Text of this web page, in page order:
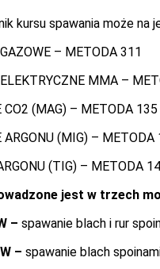
kursu spawania może
– METODA 311
MMA –
CO2 (MAG) – METODA 135
ARGONU (MIG) – METODA
(TIG) – METODA
jest w trzech
– spawanie blach i rur
– spawanie blach